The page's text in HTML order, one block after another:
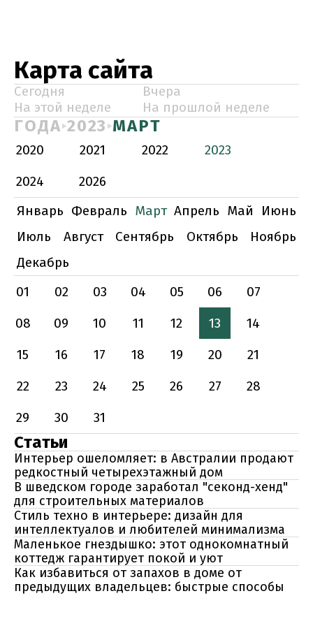
Карта сайта
Сегодня
Вчера
На этой неделе
На прошлой неделе
ГОДА 2023 МАРТ
2020 2021 2022
2023
2024
2026
Январь Февраль Март Апрель Май
Июнь
Июль
Август Сентябрь Октябрь
Ноябрь
Декабрь
01
02 03 04 05 06
07
08
09 10 11 12 13
14
15
16 17 18 19 20
21
22
23 24 25 26 27
28
29
30 31
Статьи
Интерьер ошеломляет: в Австралии продают
редкостный четырехэтажный дом
В шведском городе заработал "секонд-хенд"
для строительных материалов
Стиль техно в интерьере: дизайн для
интеллектуалов и любителей минимализма
Маленькое гнездышко: этот однокомнатный
коттедж гарантирует покой и уют
Как избавиться от запахов в доме от
предыдущих владельцев: быстрые способы